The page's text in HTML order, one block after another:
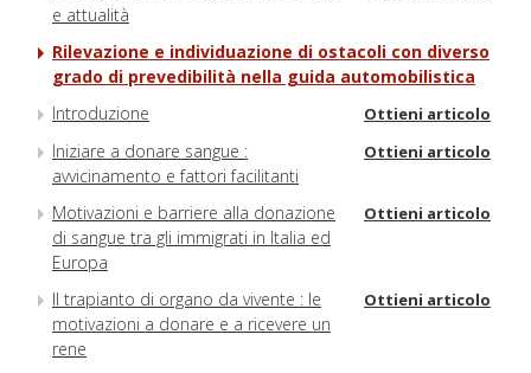
e attualità
Rilevazione e individuazione di ostacoli con diverso
grado di prevedibilità nella guida automobilistica
Introduzione
Ottieni articolo
Iniziare a donare sangue :
avvicinamento e fattori facilitanti
Ottieni articolo
Motivazioni e barriere alla donazione
di sangue tra gli immigrati in Italia ed
Europa
Ottieni articolo
Il trapianto di organo da vivente : le
motivazioni a donare e a ricevere un
rene
Ottieni articolo